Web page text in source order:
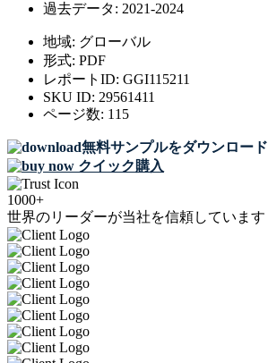
過去データ: 2021-2024
地域: グローバル
形式: PDF
レポートID: GGI115211
SKU ID: 29561411
ページ数: 115
無料サンプルをダウンロード
クイック購入
1000+
世界のリーダーが当社を信頼しています